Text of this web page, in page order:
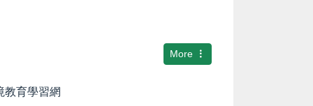
More
教育學習網